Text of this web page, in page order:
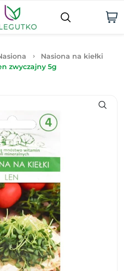
Nasiona na kiełki
zwyczajny 5g